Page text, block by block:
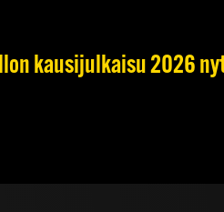
kausijulkaisu 2026